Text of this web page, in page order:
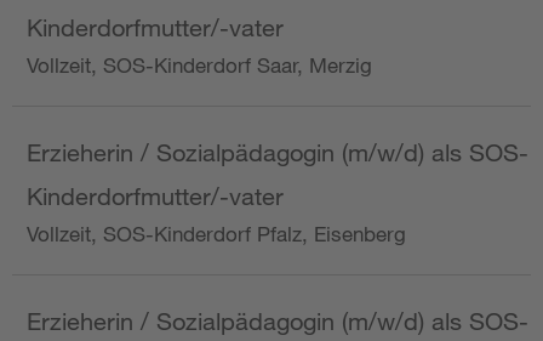
Kinderdorfmutter/-vater
Vollzeit, SOS-Kinderdorf Saar, Merzig
Erzieherin / Sozialpädagogin (m/w/d) als SOS-
Kinderdorfmutter/-vater
Vollzeit, SOS-Kinderdorf Pfalz, Eisenberg
Erzieherin / Sozialpädagogin (m/w/d) als SOS-